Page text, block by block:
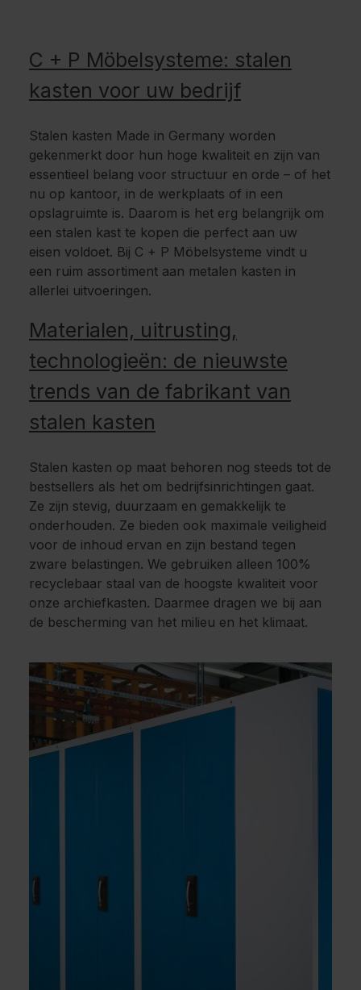
C + P Möbelsysteme: stalen
kasten voor uw bedrijf
Stalen kasten Made in Germany worden
gekenmerkt door hun hoge kwaliteit en zijn van
essentieel belang voor structuur en orde – of het
nu op kantoor, in de werkplaats of in een
opslagruimte is. Daarom is het erg belangrijk om
een stalen kast te kopen die perfect aan uw
eisen voldoet. Bij C + P Möbelsysteme vindt u
een ruim assortiment aan metalen kasten in
allerlei uitvoeringen.
Materialen, uitrusting,
technologieën: de nieuwste
trends van de fabrikant van
stalen kasten
Stalen kasten op maat behoren nog steeds tot de
bestsellers als het om bedrijfsinrichtingen gaat.
Ze zijn stevig, duurzaam en gemakkelijk te
onderhouden. Ze bieden ook maximale veiligheid
voor de inhoud ervan en zijn bestand tegen
zware belastingen. We gebruiken alleen 100%
recyclebaar staal van de hoogste kwaliteit voor
onze archiefkasten. Daarmee dragen we bij aan
de bescherming van het milieu en het klimaat.